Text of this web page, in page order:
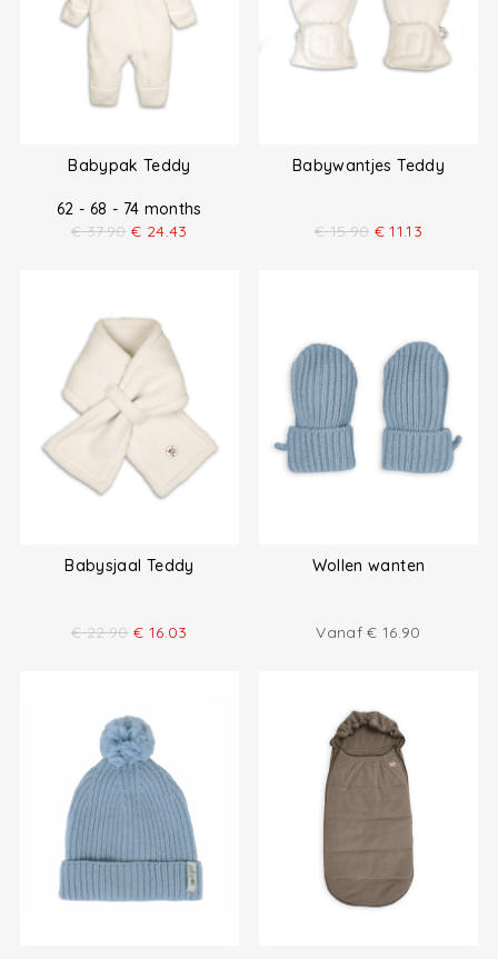
Babypak Teddy
62 - 68 - 74 months
€ 37.90 € 24.43
Babywantjes Teddy
€ 15.90 € 11.13
Babysjaal Teddy
€ 22.90 € 16.03
Wollen wanten
Vanaf€ 16.90